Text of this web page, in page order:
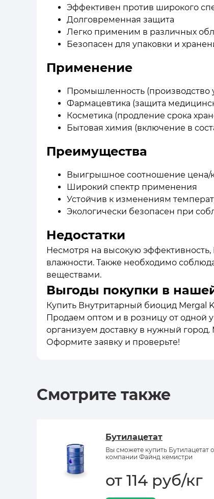
Эффективен против широкого
Долговременная защита
Легко применим в различных
Безопасен для упаковки и
Применение
Промышленность (производство
Фармацевтика (защита
Косметика (продление срока
Бытовая химия (включение в
Преимущества
Выигрышное соотношение цена/
Широкий спектр применения
Устойчив к изменениям
Экологически безопасен при
Недостатки
Несмотря на высокую
влажности. Также необходимо
веществами.
Выгоды покупки в
Купить Внутритарный биоцид Mergal
Продаем оптом и в розницу от одной
организуем доставку в нужный
Оформите заявку и проверьте!
Смотрите также
Бутилацетат
Вы сможете купить Бутилацетат
компании Файнд кемистри
от 114 руб/кг